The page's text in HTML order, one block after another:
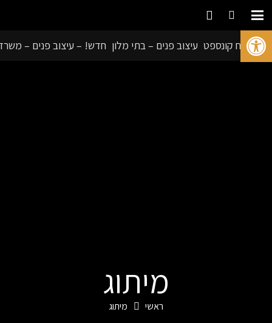
פתח סרגל נגישות
פיתוח קונספט עיצוב פנים – בתי מלון חדש! – עיצוב פנים –
מיתוג
ראשי מיתוג